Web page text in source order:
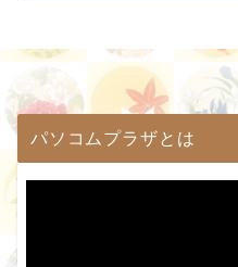
パソコムプラザとは